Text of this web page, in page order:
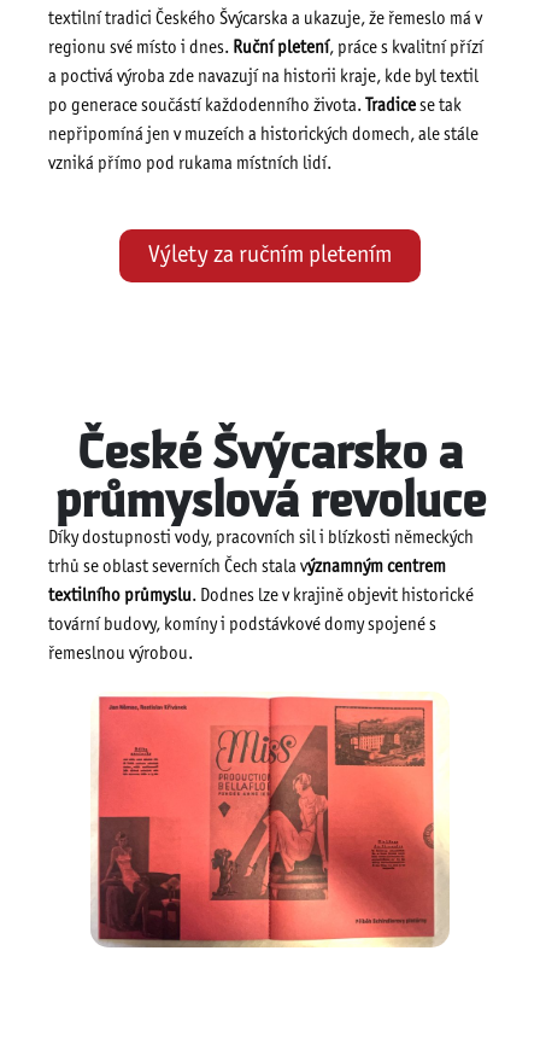
textilní tradici Českého Švýcarska a ukazuje, že řemeslo má v
regionu své místo i dnes. Ruční pletení, práce s kvalitní přízí
a poctivá výroba zde navazují na historii kraje, kde byl textil
po generace součástí každodenního života.
Tradice se tak
nepřipomíná jen v muzeích a historických domech, ale stále
vzniká přímo pod rukama místních lidí.
Výlety za ručním pletením
České Švýcarsko a
průmyslová revoluce
Díky dostupnosti vody, pracovních sil i blízkosti německých
trhů se oblast severních Čech stala významným centrem
textilního průmyslu. Dodnes lze v krajině objevit historické
tovární budovy, komíny i podstávkové domy spojené s
řemeslnou výrobou.